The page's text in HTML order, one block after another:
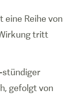
eine Reihe von
tritt
stündiger
gefolgt von